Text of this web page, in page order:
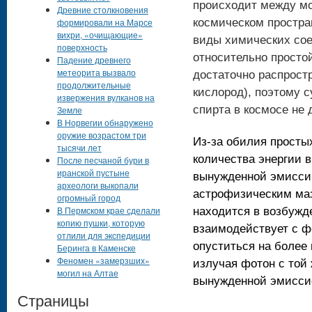
происходит между
космическом
виды химических
относительно
достаточно
кислород), поэтому
спирта в космосе
Из-за обилия
количества энергии
вынужденной
астрофизическим
находится в
взаимодействует с
опуститься на более
излучая фотон с той
вынужденной
Древние столкновения
формировали на Марсе
вихри, «очищающие»
поверхность
Падение древнего
метеорита вызвало
продолжительные
извержения вулканов на
Земле
В Норвегии обнаружено
оружие возрастом три
тысячи лет
После песчаной бури в
иранской пустыне
археологи выкопали
огромный город
В Пермском крае сделали
копию пушки, которую
отлили для экспедиции
Беринга в Каменске
Феномен «замерзших»
могил на Алтае
Страницы